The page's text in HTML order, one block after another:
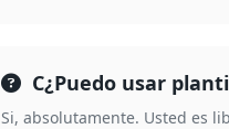
C¿Puedo usar
Si, absolutamente. Usted es